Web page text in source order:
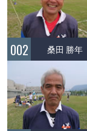
002 桑田 勝年